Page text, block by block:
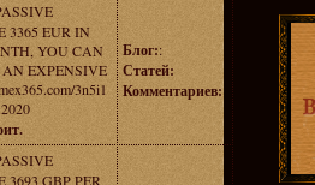
3365 EUR IN
YOU CAN
EXPENSIVE
3n5i1
Блог::
Статей:
Комментариев:
3693 GBP PER